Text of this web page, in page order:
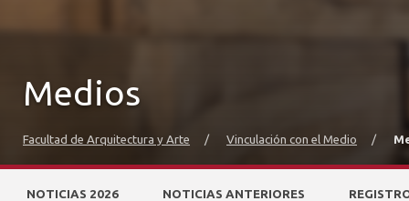
Medios
Facultad de Arquitectura y Arte / Vinculación con el Medio /
NOTICIAS 2026 NOTICIAS ANTERIORES